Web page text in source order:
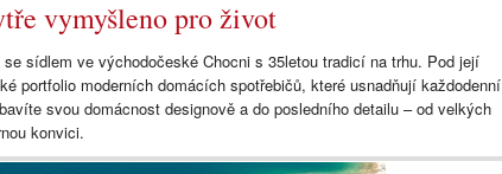
vymyšleno pro život
sídlem ve východočeské Chocni s 35letou tradicí na trhu. Pod její
portfolio moderních domácích spotřebičů, které usnadňují každodenní
svou domácnost designově a do posledního detailu – od velkých
konvici.